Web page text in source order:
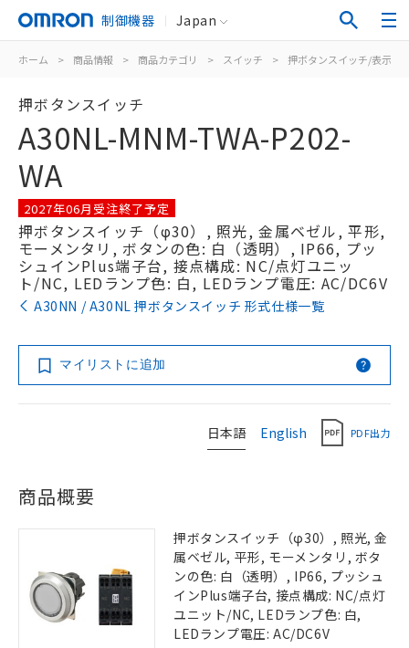
制御機器 Japan
ホーム > 商品情報 > 商品カテゴリ > スイッチ > 押ボタンスイッチ/表示灯
押ボタンスイッチ
A30NL-MNM-TWA-P202-
WA
2027年06月受注終了予定
押ボタンスイッチ（φ30）, 照光, 金属ベゼル, 平形,
モーメンタリ, ボタンの色: 白（透明）, IP66, プッ
シュインPlus端子台, 接点構成: NC/点灯ユニッ
ト/NC, LEDランプ色: 白, LEDランプ電圧: AC/DC6V
A30NN / A30NL 押ボタンスイッチ 形式仕様一覧
マイリストに追加
日本語 English PDF出力
商品概要
押ボタンスイッチ（φ30）, 照光, 金
属ベゼル, 平形, モーメンタリ, ボタ
ンの色: 白（透明）, IP66, プッシュ
インPlus端子台, 接点構成: NC/点灯
ユニット/NC, LEDランプ色: 白,
LEDランプ電圧: AC/DC6V